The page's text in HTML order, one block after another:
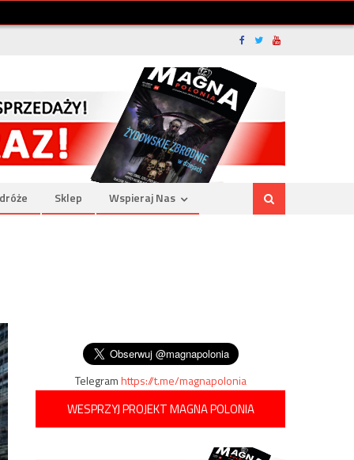
Sklep Wspieraj Nas
Telegramhttps://t.me/magnapolonia
WESPRZYJ PROJEKT MAGNA POLONIA